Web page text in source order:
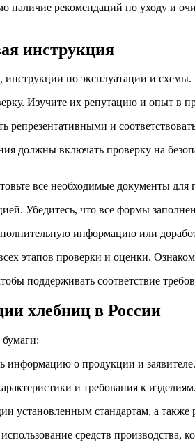
наличие рекомендаций по уходу и
инструкция
по эксплуатации и схемы.
Изучите их репутацию и опыт в
и
должны включать проверку на
все необходимые документы для
Убедитесь, что все формы
информацию или
этапов проверки и оценки.
поддерживать соответствие
хлебниц в России
информацию о продукции и заявителе.
и требования к изделиям.
стандартам, а также
средств производства,